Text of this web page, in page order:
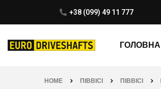
+38 (099) 49 11 777
ГОЛОВНА
HOME ПІВВІСІ ПІВВІСІ